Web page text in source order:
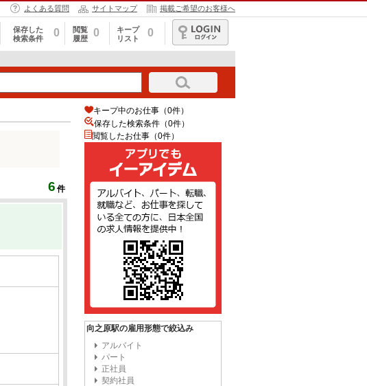
よくある質問 サイトマップ 掲載ご希望のお客様へ
保存した
検索条件
0
閲覧
履歴
0
キープ
リスト
0
ログイン
6 件
キープ中のお仕事（0件）
保存した検索条件（0件）
閲覧したお仕事（0件）
向之原駅の雇用形態で絞込み
アルバイト
パート
正社員
契約社員